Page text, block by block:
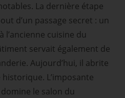
La dernière étape
d’un passage secret : un
cuisine du
servait également de
Aujourd’hui, il abrite
L’imposante
le salon du